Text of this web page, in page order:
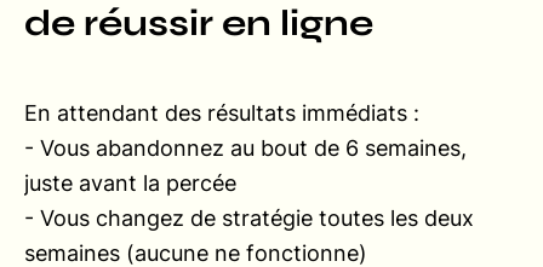
de réussir en ligne
En attendant des résultats immédiats :
- Vous abandonnez au bout de 6 semaines,
juste avant la percée
- Vous changez de stratégie toutes les deux
semaines (aucune ne fonctionne)